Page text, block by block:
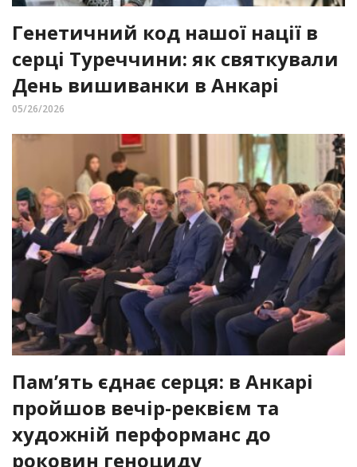
Генетичний код нашої нації в
серці Туреччини: як святкували
День вишиванки в Анкарі
05/26/2026
Пам’ять єднає серця: в Анкарі
пройшов вечір-реквієм та
художній перформанс до
роковин геноциду